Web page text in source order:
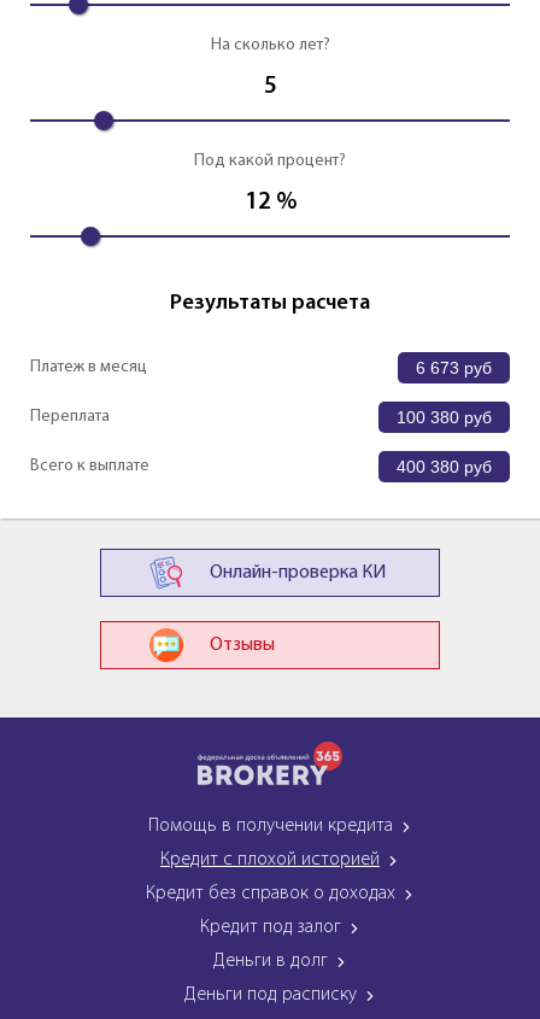
На сколько лет?
5
Под какой процент?
12 %
Результаты расчета
Платеж в месяц 6 673 руб
Переплата 100 380 руб
Всего к выплате 400 380 руб
Онлайн-проверка КИ
Отзывы
Помощь в получении кредита
Кредит с плохой историей
Кредит без справок о доходах
Кредит под залог
Деньги в долг
Деньги под расписку